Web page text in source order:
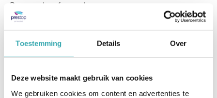
Toestemming Details Over
Deze website maakt gebruik van cookies
We gebruiken cookies om content en advertenties te
Prestop heeft een betere camera en een
microfoonarray geïmplementeerd die
achtergrondgeluid kan filteren. Een op maat
gemaakte videobelapplicatie zorgt ook voor